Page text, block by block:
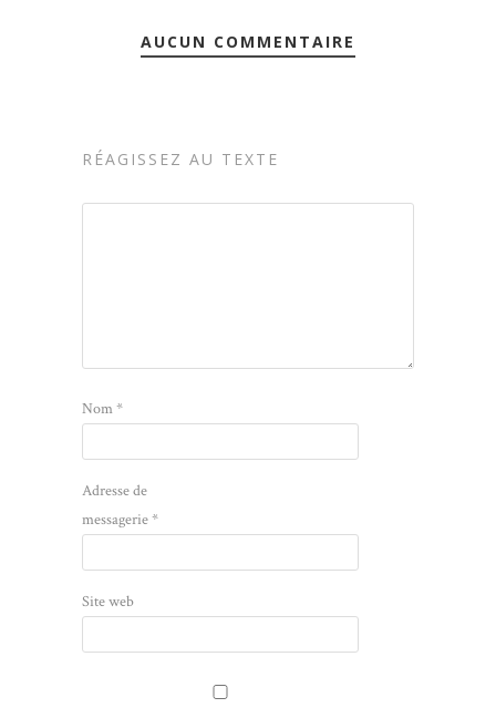
AUCUN COMMENTAIRE
RÉAGISSEZ AU TEXTE
Nom*
Adresse de
messagerie*
Site web